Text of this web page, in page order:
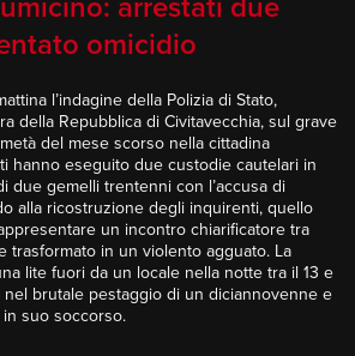
arrestati due
omicidio
l’indagine della Polizia di Stato,
della Repubblica di Civitavecchia, sul grave
del mese scorso nella cittadina
hanno eseguito due custodie cautelari in
due gemelli trentenni con l’accusa di
alla ricostruzione degli inquirenti, quello
un incontro chiarificatore tra
trasformato in un violento agguato. La
lite fuori da un locale nella notte tra il 13 e
nel brutale pestaggio di un diciannovenne e
in suo soccorso.